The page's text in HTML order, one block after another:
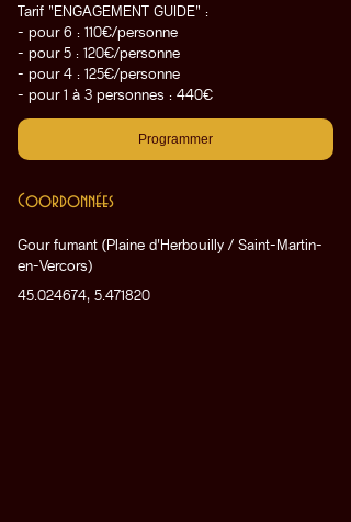
Tarif "ENGAGEMENT GUIDE" :
- pour 6 : 110€/personne
- pour 5 : 120€/personne
- pour 4 : 125€/personne
- pour 1 à 3 personnes : 440€
Programmer
Coordonnées
Gour fumant (Plaine d'Herbouilly / Saint-Martin-
en-Vercors)
45.024674, 5.471820